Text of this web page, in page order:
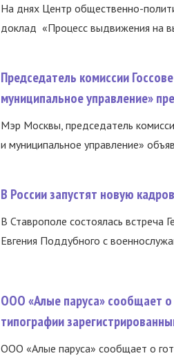
На днях Центр общественно-
доклад «Процесс выдвижения на
Председатель комиссии
муниципальное управление»
Мэр Москвы, председатель
и муниципальное управление»
В России запустят новую
В Ставрополе состоялась встреча
Евгения Поддубного с
ООО «Алые паруса» сообщает о
типографии
ООО «Алые паруса» сообщает о